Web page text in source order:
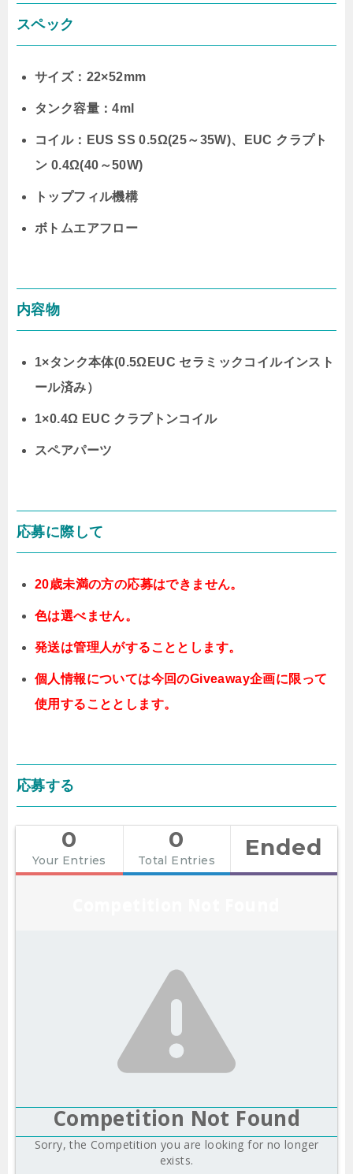
スペック
サイズ：22×52mm
タンク容量：4ml
コイル：EUS SS 0.5Ω(25～35W)、EUC クラプト
ン 0.4Ω(40～50W)
トップフィル機構
ボトムエアフロー
内容物
1×タンク本体(0.5ΩEUC セラミックコイルインスト
ール済み）
1×0.4Ω EUC クラプトンコイル
スペアパーツ
応募に際して
20歳未満の方の応募はできません。
色は選べません。
発送は管理人がすることとします。
個人情報については今回のGiveaway企画に限って
使用することとします。
応募する
0
Your Entries
0
Total Entries Ended
Competition Not Found
Sorry, the Competition you are looking for no longer
exists.